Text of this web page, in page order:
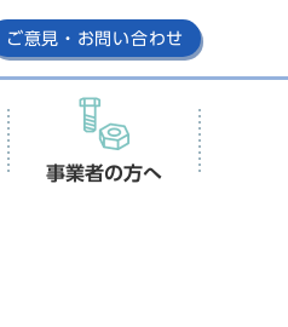
ご意見・お問い合わせ
事業者の方へ